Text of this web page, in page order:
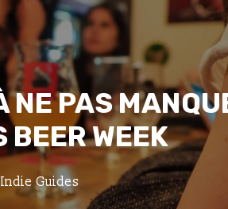
NE PAS
BEER WEEK
Indie Guides